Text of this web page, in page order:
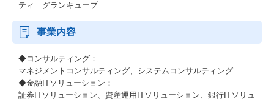
ティ グランキューブ
事業内容
◆コンサルティング：
マネジメントコンサルティング、システムコンサルティング
◆金融ITソリューション：
証券ITソリューション、資産運用ITソリューション、銀行ITソリュ